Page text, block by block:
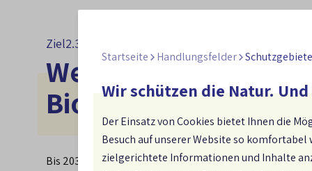
Startseite Handlungsfelder
Wir schützen die Natur.
Der Einsatz von Cookies bietet Ihnen die
Besuch auf unserer Website so
zielgerichtete Informationen und Inhalte
ungünstigen Erhaltungszustand haben.
günstiger Erhaltungszustand der
vermieden werden sollen.
Das Ziel ist Bestandteil der EU-
Erhaltungszustände adressiert.
Ziel2.3
Weiterentwicklung
Biotopverbunds
Bis 2030 sind die wichtigsten länderübergreifenden